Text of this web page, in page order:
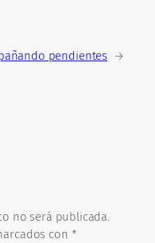
pendientes →
no será publicada.
con *